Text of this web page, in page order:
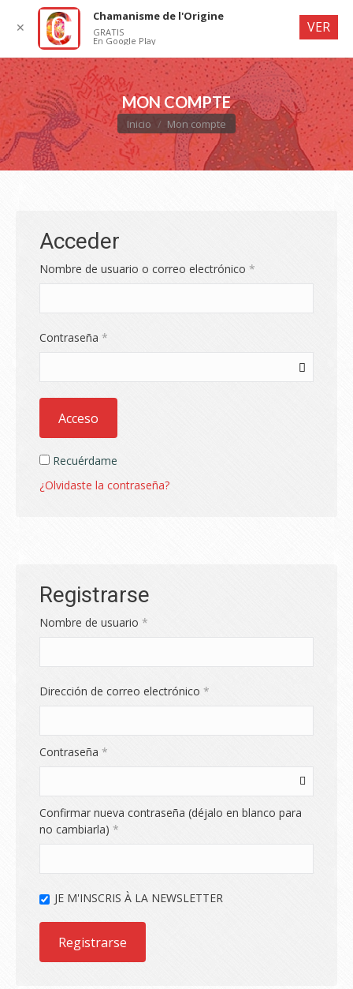
MON COMPTE
Estás aquí:
Inicio Mon compte
Acceder
Nombre de usuario o correo electrónico *
Contraseña *
Acceso
Recuérdame
¿Olvidaste la contraseña?
Registrarse
Nombre de usuario *
Dirección de correo electrónico *
Contraseña *
Confirmar nueva contraseña (déjalo en blanco para
no cambiarla) *
JE M'INSCRIS À LA NEWSLETTER
Registrarse
✕
Chamanisme de l'Origine
GRATIS
En Google Play
VER